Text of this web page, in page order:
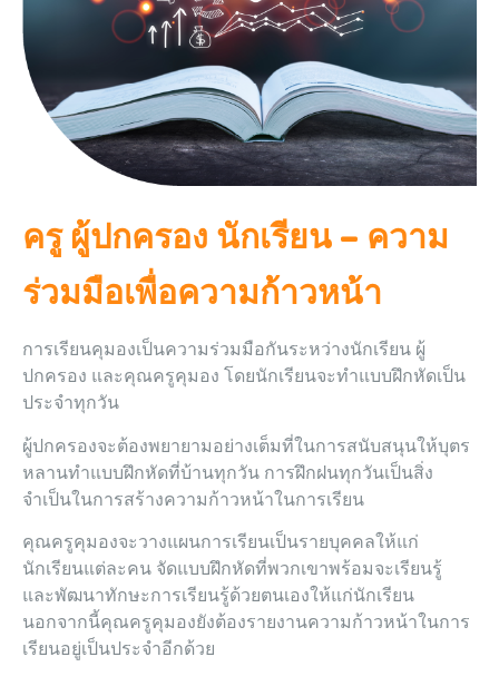
ครู ผู้ปกครอง นักเรียน – ความ
ร่วมมือเพื่อความก้าวหน้า
การเรียนคุมองเป็นความร่วมมือกันระหว่างนักเรียน ผู้
ปกครอง และคุณครูคุมอง โดยนักเรียนจะทำแบบฝึกหัดเป็น
ประจำทุกวัน
ผู้ปกครองจะต้องพยายามอย่างเต็มที่ในการสนับสนุนให้บุตร
หลานทำแบบฝึกหัดที่บ้านทุกวัน การฝึกฝนทุกวันเป็นสิ่ง
จำเป็นในการสร้างความก้าวหน้าในการเรียน
คุณครูคุมองจะวางแผนการเรียนเป็นรายบุคคลให้แก่
นักเรียนแต่ละคน จัดแบบฝึกหัดที่พวกเขาพร้อมจะเรียนรู้
และพัฒนาทักษะการเรียนรู้ด้วยตนเองให้แก่นักเรียน
นอกจากนี้คุณครูคุมองยังต้องรายงานความก้าวหน้าในการ
เรียนอยู่เป็นประจำอีกด้วย